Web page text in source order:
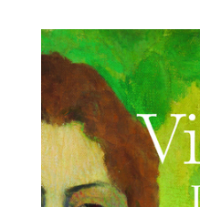
FRANCE/PRESSES
CITE/